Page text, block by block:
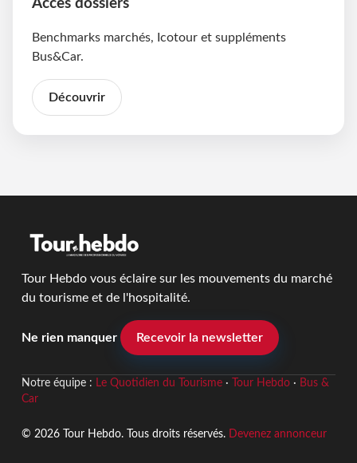
Accès dossiers
Benchmarks marchés, Icotour et suppléments
Bus&Car.
Découvrir
Tour Hebdo vous éclaire sur les mouvements du marché
du tourisme et de l'hospitalité.
Ne rien manquer Recevoir la newsletter
Notre équipe : Le Quotidien du Tourisme· Tour Hebdo· Bus &
Car
© 2026 Tour Hebdo. Tous droits réservés. Devenez annonceur